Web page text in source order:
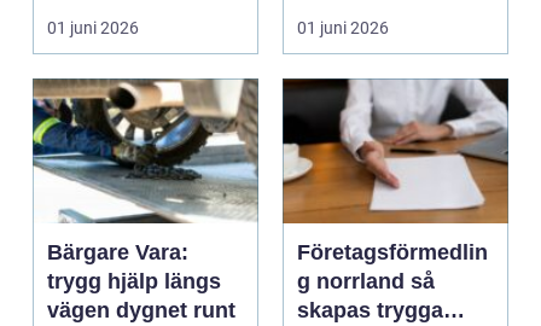
särskilt i ett klimat
som V...
01 juni 2026
slutpris. För många är
det ...
01 juni 2026
Bärgare Vara:
trygg hjälp längs
vägen dygnet runt
Företagsförmedlin
g norrland så
skapas trygga